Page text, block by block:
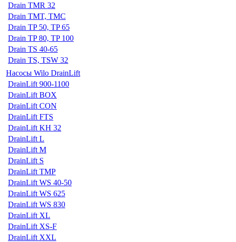
Drain TMR 32
Drain TMT, TMC
Drain TP 50, TP 65
Drain TP 80, TP 100
Drain TS 40-65
Drain TS, TSW 32
Насосы Wilo DrainLift
DrainLift 900-1100
DrainLift BOX
DrainLift CON
DrainLift FTS
DrainLift KH 32
DrainLift L
DrainLift M
DrainLift S
DrainLift TMP
DrainLift WS 40-50
DrainLift WS 625
DrainLift WS 830
DrainLift XL
DrainLift XS-F
DrainLift XXL